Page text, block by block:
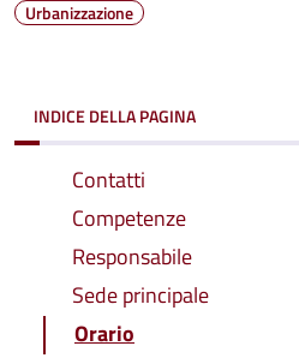
Urbanizzazione
INDICE DELLA PAGINA
Contatti
Competenze
Responsabile
Sede principale
Orario